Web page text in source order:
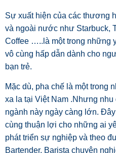
Sự xuất hiện của các thương
và ngoài nước như Starbuck,
Coffee …..là một trong những
vô cùng hấp dẫn dành cho
bạn trẻ.
Mặc dù, pha chế là một trong
xa la tại Việt Nam .Nhưng
ngành này ngày càng lớn.
cùng thuận lợi cho những ai
phát triển sự nghiệp và theo
Bartender, Barista chuyên